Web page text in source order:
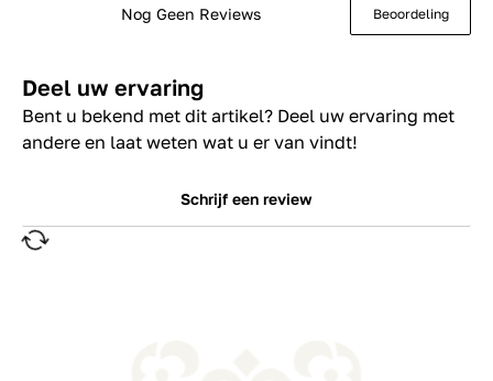
Nog Geen Reviews Beoordeling
Deel uw ervaring
Bent u bekend met dit artikel? Deel uw ervaring met
andere en laat weten wat u er van vindt!
Schrijf een review